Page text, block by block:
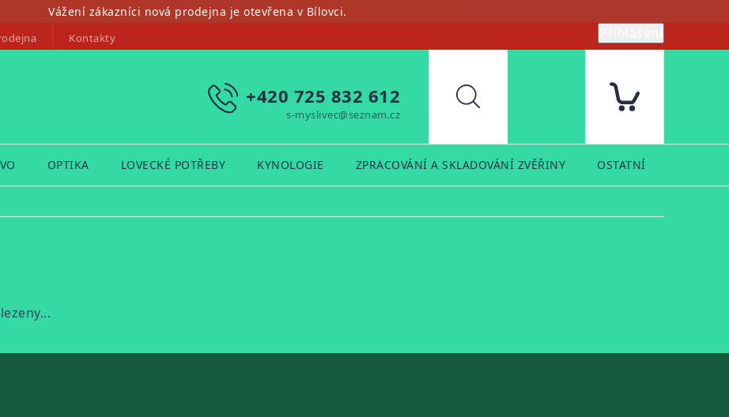
Vážení zákazníci nová prodejna je otevřena v Bílovci.
Kontakty
+420 725 832 612
s-myslivec@seznam.cz
Hledat
OPTIKA LOVECKÉ POTŘEBY KYNOLOGIE ZPRACOVÁNÍ A SKLADOVÁNÍ ZVĚŘINY OSTATNÍ